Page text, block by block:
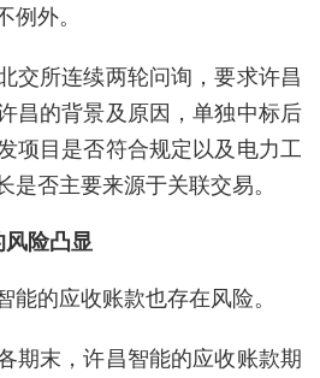
外。
交所连续两轮问询，要求许昌
昌的背景及原因，单独中标后
项目是否符合规定以及电力工
否主要来源于关联交易。
险凸显
的应收账款也存在风险。
期末，许昌智能的应收账款期